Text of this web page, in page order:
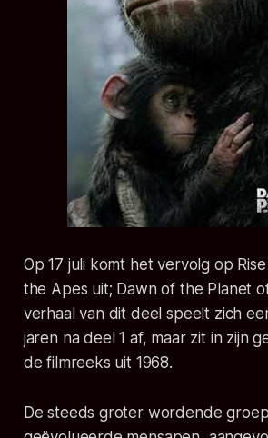
Op 17 juli komt het vervolg op
the Apes uit; Dawn of the Planet
verhaal van dit deel speelt zich
jaren na deel 1 af, maar zit in zijn
de filmreeks uit 1968.
De steeds groter wordende